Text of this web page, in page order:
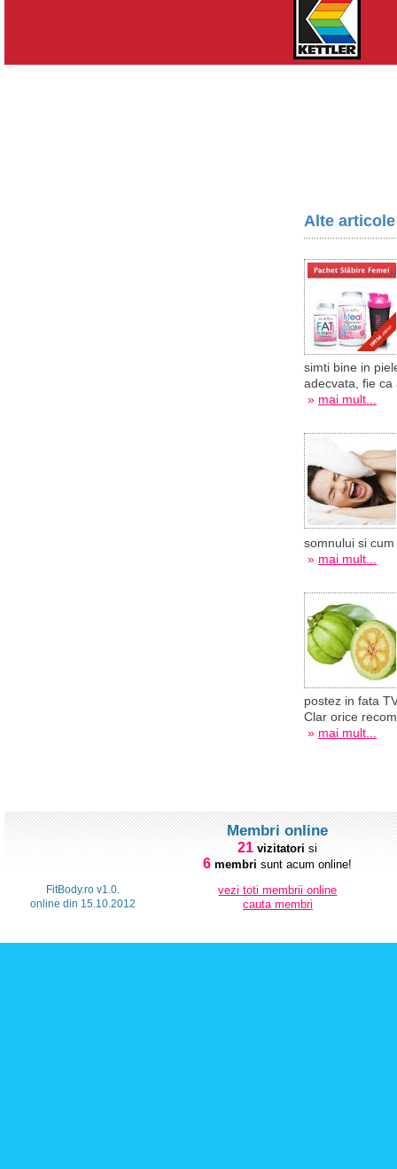
Alte
simti bine in
adecvata, fie
» mai mult...
somnului si
» mai mult...
postez in fata
Clar orice
» mai mult...
FitBody.ro v1.0.
online din 15.10.2012
Membri online
21 vizitatori si
6 membri sunt acum online!
vezi toti membrii online
cauta membri